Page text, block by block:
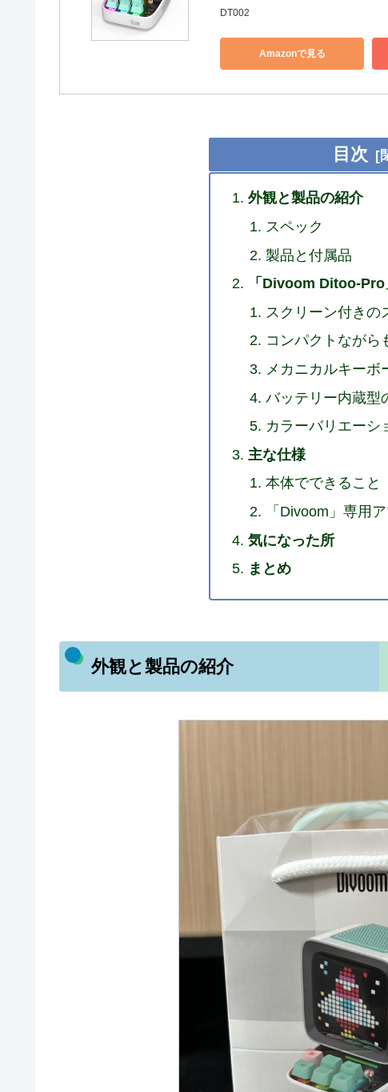
DT002
Amazonで見る
目次
外観と製品の紹介
スペック
製品と付属品
「Divoom Ditoo-
スクリーン付きの
コンパクトながら
メカニカルキーボ
バッテリー内蔵型
カラーバリエーシ
主な仕様
本体でできること
「Divoom」専用
気になった所
まとめ
外観と製品の紹介